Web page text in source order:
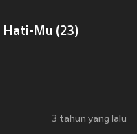
Hati-Mu (23)
3 tahun yang lalu